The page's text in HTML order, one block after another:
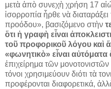
μετὰ ἀπὸ συνεχὴ χρήση 17
ἰσορροπία ἦρθε νὰ
προόδου», βασιζόμενο στὴν
ὅτι ἡ γραφὴ εἶναι
τοῦ προφορικοῦ λόγου καὶ
«φωνητικὸ» εἶναι
ἐπιχείρημα τῶν μονοτονιστῶν
τόνοι χρησιμεύουν διότι τὰ
προφέρονται διαφορετικά,